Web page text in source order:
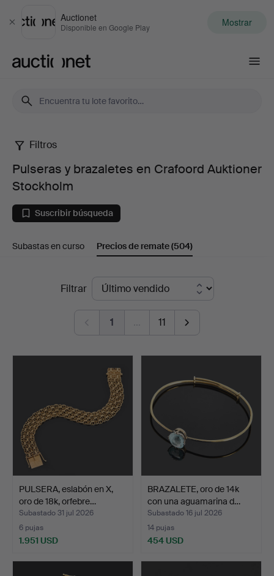
Cerrar
Auctionet
Disponible en Google Play Mostrar
Pulseras
brazaletes
en
Auktioner
Stockholm
Filtros
Pulseras y brazaletes en Crafoord Auktioner
Stockholm
Suscribir búsqueda
Subastas en curso Precios de remate(504)
Filtrar
1 … 11
PULSERA, eslabón en X,
oro de 18k, orfebre…
Subastado 31 jul 2026
6 pujas
1.951 USD
BRAZALETE, oro de 14k
con una aguamarina d…
Subastado 16 jul 2026
14 pujas
454 USD